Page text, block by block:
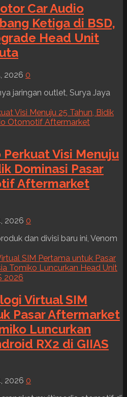
Car Audio
Ketiga di BSD,
Head Unit
2026 0
jaringan outlet, Surya Jaya
Perkuat Visi Menuju
Dominasi Pasar
Aftermarket
2026 0
dan divisi baru ini, Venom
Virtual SIM
Pasar Aftermarket
Luncurkan
RX2 di GIIAS
2026 0